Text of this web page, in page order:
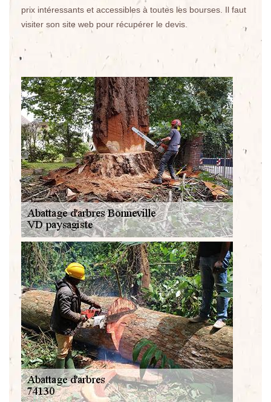
prix intéressants et accessibles à toutes les bourses. Il faut
visiter son site web pour récupérer le devis.